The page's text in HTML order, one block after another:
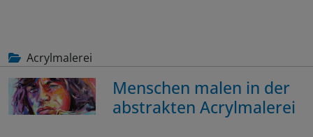
Acrylmalerei
Menschen malen in der
abstrakten Acrylmalerei